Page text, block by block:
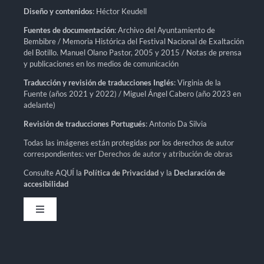
Diseño y contenidos: Héctor Keudell
Fuentes de documentación: Archivo del Ayuntamiento de
Bembibre / Memoria Histórica del Festival Nacional de Exaltación
del Botillo. Manuel Olano Pastor, 2005 y 2015 / Notas de prensa
y publicaciones en los medios de comunicación
Traducción y revisión de traducciones Inglés: Virginia de la
Fuente (años 2021 y 2022) / Miguel Ángel Cabero (año 2023 en
adelante)
Revisión de traducciones Portugués: Antonio Da Silvia
Todas las imágenes están protegidas por los derechos de autor
correspondientes: ver Derechos de autor y atribución de obras
Consulte AQUÍ la Política de Privacidady la Declaración de
accesibilidad
Toggle